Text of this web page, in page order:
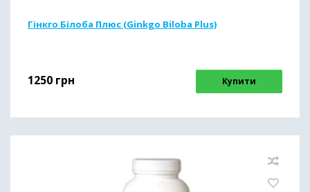
Гінкго Білоба Плюс (Ginkgo Biloba Plus)
1250 грн Купити